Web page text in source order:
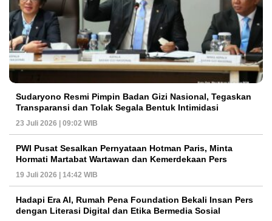
Sudaryono Resmi Pimpin Badan Gizi Nasional, Tegaskan
Transparansi dan Tolak Segala Bentuk Intimidasi
23 Juli 2026 | 09:02 WIB
PWI Pusat Sesalkan Pernyataan Hotman Paris, Minta
Hormati Martabat Wartawan dan Kemerdekaan Pers
19 Juli 2026 | 14:42 WIB
Hadapi Era AI, Rumah Pena Foundation Bekali Insan Pers
dengan Literasi Digital dan Etika Bermedia Sosial